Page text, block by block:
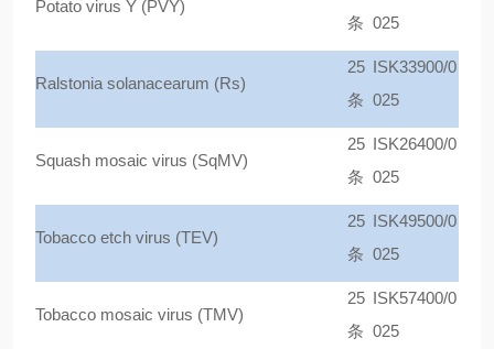
Potato virus Y (PVY)
条 025
Ralstonia solanacearum (Rs)
25
条
ISK33900/0
025
Squash mosaic virus (SqMV)
25
条
ISK26400/0
025
Tobacco etch virus (TEV)
25
条
ISK49500/0
025
Tobacco mosaic virus (TMV)
25
条
ISK57400/0
025